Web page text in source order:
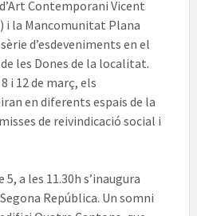
Contemporani Vicent
i la Mancomunitat Plana
d’esdeveniments en el
les Dones de la localitat.
i 12 de març, els
en diferents espais de la
de reivindicació social i
a les 11.30h s’inaugura
República. Un somni